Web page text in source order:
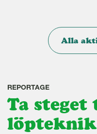
Alla
REPORTAGE
Ta
löpteknik